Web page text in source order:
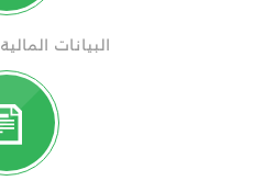
البيانات المالية 30-06-2021